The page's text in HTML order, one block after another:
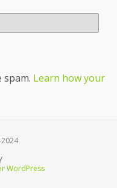
spam. Learn how your
WordPress